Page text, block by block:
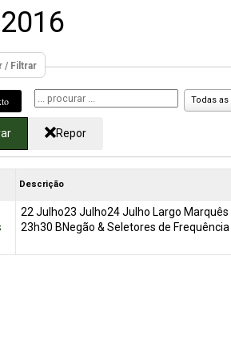
/ Filtrar
Todas as
Repor
Descrição
22 Julho23 Julho24 Julho Largo
23h30 BNegão & Seletores de